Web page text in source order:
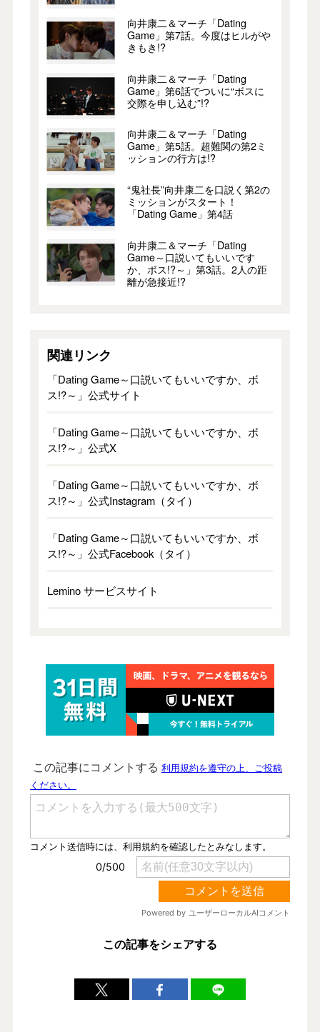
向井康二＆マーチ「Dating
Game」第7話。今度はヒルがや
きもき!?
向井康二＆マーチ「Dating
Game」第6話でついに“ボスに
交際を申し込む”!?
向井康二＆マーチ「Dating
Game」第5話。超難関の第2ミ
ッションの行方は!?
“鬼社長”向井康二を口説く第2の
ミッションがスタート！
「Dating Game」第4話
向井康二＆マーチ「Dating
Game～口説いてもいいです
か、ボス!?～」第3話。2人の距
離が急接近!?
関連リンク
「Dating Game～口説いてもいいですか、ボ
ス!?～」公式サイト
「Dating Game～口説いてもいいですか、ボ
ス!?～」公式X
「Dating Game～口説いてもいいですか、ボ
ス!?～」公式Instagram（タイ）
「Dating Game～口説いてもいいですか、ボ
ス!?～」公式Facebook（タイ）
Lemino サービスサイト
この記事をシェアする